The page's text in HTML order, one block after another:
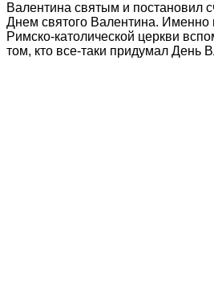
Валентина святым и постановил
Днем святого Валентина. Именно
Римско-католической церкви
том, кто все-таки придумал День